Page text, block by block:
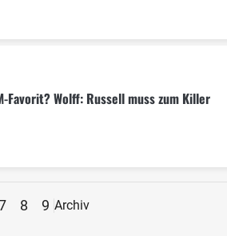
Favorit? Wolff: Russell muss zum Killer
8 9 Archiv